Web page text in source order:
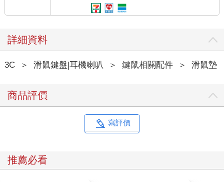
詳細資料
3C ＞ 滑鼠鍵盤|耳機喇叭 ＞ 鍵鼠相關配件 ＞ 滑鼠墊
商品評價
寫評價
推薦必看